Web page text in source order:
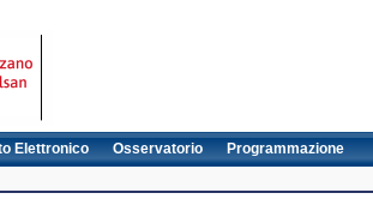
Elettronico Osservatorio Programmazione